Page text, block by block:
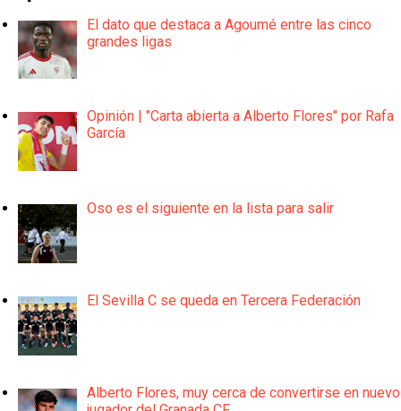
El dato que destaca a Agoumé entre las cinco
grandes ligas
Opinión | "Carta abierta a Alberto Flores" por Rafa
García
Oso es el siguiente en la lista para salir
El Sevilla C se queda en Tercera Federación
Alberto Flores, muy cerca de convertirse en nuevo